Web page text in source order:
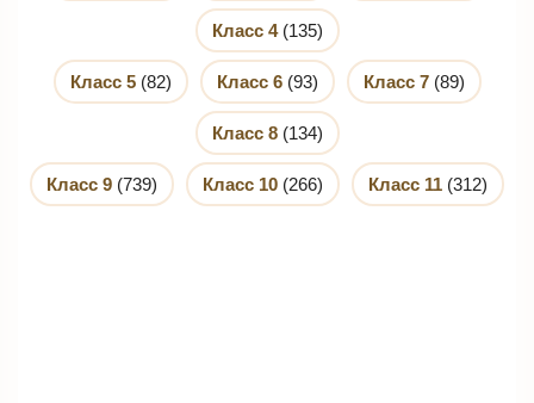
Класс 4(135)
Класс 5(82) Класс 6(93) Класс 7(89)
Класс 8(134)
Класс 9 (739) Класс 10 (266) Класс 11 (312)